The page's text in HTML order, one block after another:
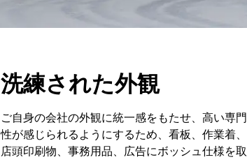
洗練された外観
ご自身の会社の外観に統一感をもたせ、高い専門
性が感じられるようにするため、看板、作業着、
店頭印刷物、事務用品、広告にボッシュ仕様を取